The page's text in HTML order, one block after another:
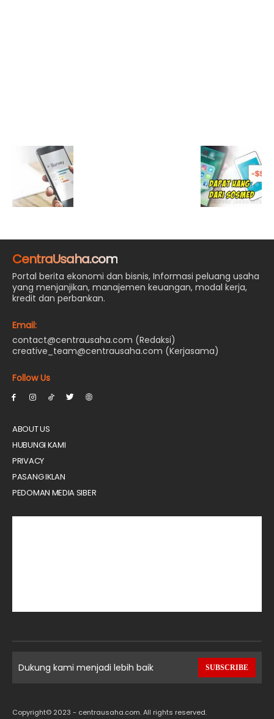
CentraUsaha.com
Portal berita ekonomi dan bisnis, Informasi peluang usaha
yang menjanjikan, manajemen keuangan, modal kerja,
kredit dan perbankan.
Email:
contact@centrausaha.com (Redaksi)
creative_team@centrausaha.com (Kerjasama)
Follow Us
ABOUT US
HUBUNGI KAMI
PRIVACY
PASANG IKLAN
PEDOMAN MEDIA SIBER
Dukung kami menjadi lebih baik SUBSCRIBE
Copyright© 2023 - centrausaha.com. All rights reserved.